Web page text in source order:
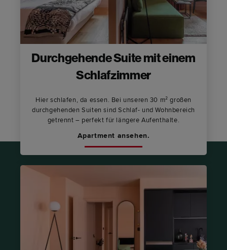
Durchgehende Suite mit einem
Schlafzimmer
Hier schlafen, da essen. Bei unseren 30 m² großen
durchgehenden Suiten sind Schlaf- und Wohnbereich
getrennt – perfekt für längere Aufenthalte.
Apartment ansehen.